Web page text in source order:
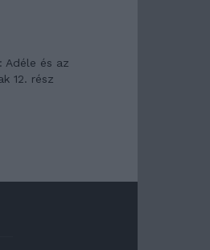
Adéle és az
12. rész